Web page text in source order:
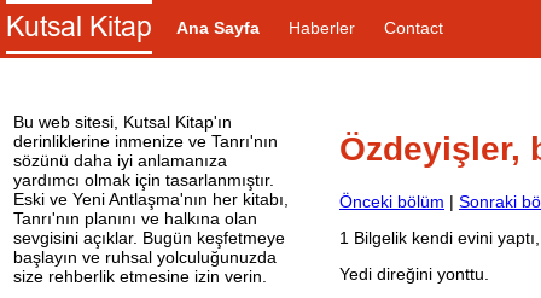
Ana Sayfa Haberler Contact
Bu web sitesi, Kutsal Kitap'ın
derinliklerine inmenize ve Tanrı'nın
sözünü daha iyi anlamanıza
yardımcı olmak için tasarlanmıştır.
Eski ve Yeni Antlaşma'nın her kitabı,
Tanrı'nın planını ve halkına olan
sevgisini açıklar. Bugün keşfetmeye
başlayın ve ruhsal yolculuğunuzda
size rehberlik etmesine izin verin.
Özdeyişler,
Önceki bölüm | Sonraki
1 Bilgelik kendi evini yaptı,
Yedi direğini yonttu.